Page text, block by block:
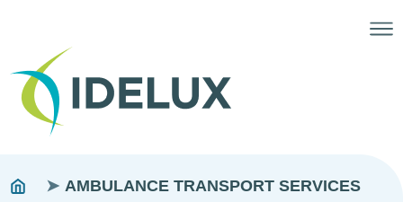
Fils
You
AMBULANCE TRANSPORT SERVICES